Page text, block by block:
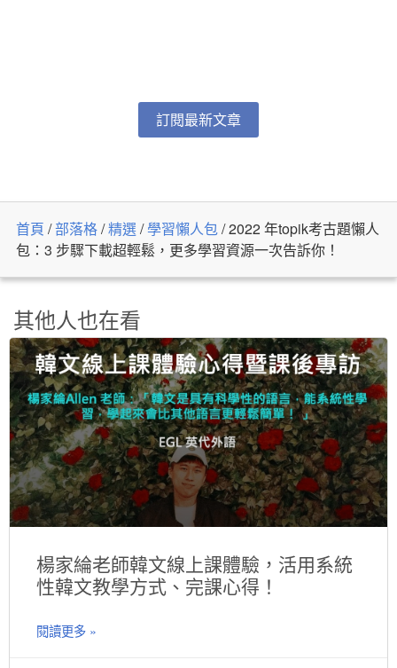
訂閱最新文章
首頁 /部落格/精選/學習懶人包/2022 年topik考古題懶人
包：3 步驟下載超輕鬆，更多學習資源一次告訴你！
其他人也在看
楊家綸老師韓文線上課體驗，活用系統
性韓文教學方式、完課心得！
閱讀更多 »